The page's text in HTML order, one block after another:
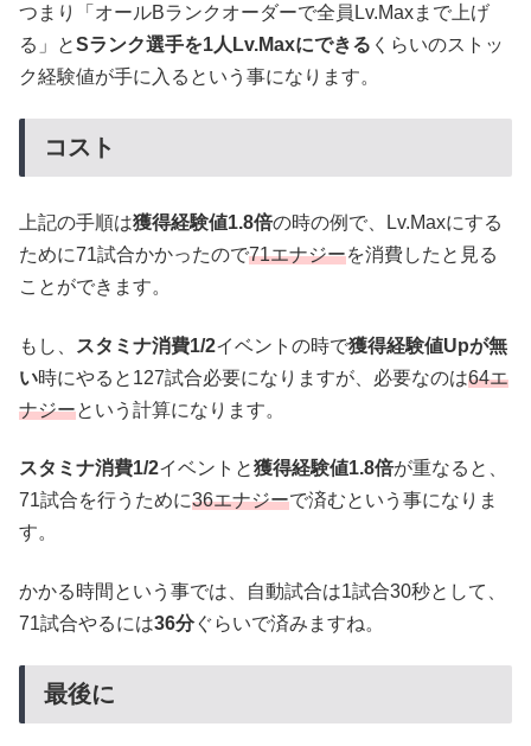
つまり「オールBランクオーダーで全員Lv.Maxまで上げ
る」とSランク選手を1人Lv.Maxにできる くらいのストッ
ク経験値が手に入るという事になります。
コスト
上記の手順は獲得経験値1.8倍の時の例で、Lv.Maxにする
ために71試合かかったので71エナジーを消費したと見る
ことができます。
もし、 スタミナ消費1/2イベントの時で獲得経験値Upが無
い時にやると127試合必要になりますが、必要なのは64エ
ナジーという計算になります。
スタミナ消費1/2イベントと獲得経験値1.8倍が重なると、
71試合を行うために36エナジーで済むという事になりま
す。
かかる時間という事では、自動試合は1試合30秒として、
71試合やるには36分ぐらいで済みますね。
最後に